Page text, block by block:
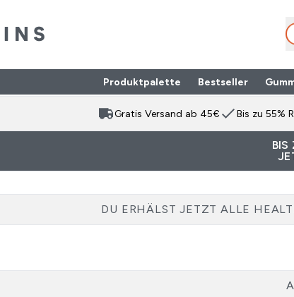
ProduktpaletteEnter Produktpalette
⌄ Bestseller
Gratis Versand ab 45€ Bis zu 55%
BIS
DU ERHÄLST JETZT ALLE